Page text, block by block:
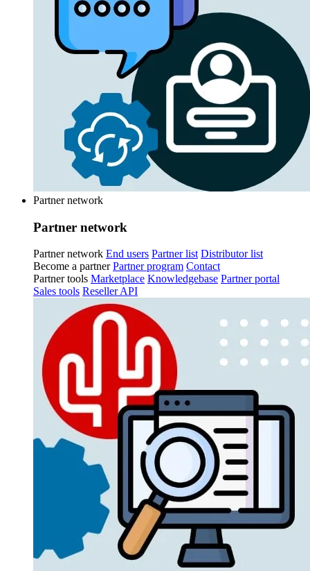
Partner network
Partner network
Partner network End users Partner list Distributor list
Become a partner Partner program Contact
Partner tools Marketplace Knowledgebase Partner portal
Sales tools Reseller API